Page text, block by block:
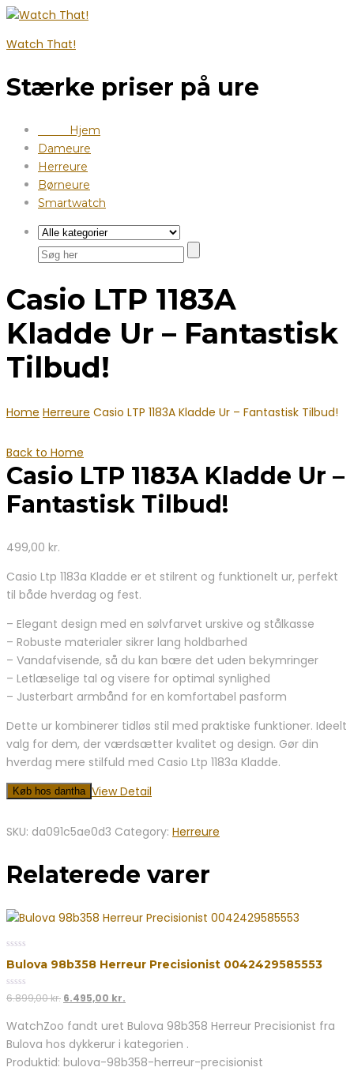
Watch That!
Stærke priser på ure
Hjem
Dameure
Herreure
Børneure
Smartwatch
Casio LTP 1183A
Kladde Ur – Fantastisk
Tilbud!
Home Herreure Casio LTP 1183A Kladde Ur – Fantastisk Tilbud!
Back to Home
Casio LTP 1183A Kladde Ur –
Fantastisk Tilbud!
499,00 kr.
Casio Ltp 1183a Kladde er et stilrent og funktionelt ur, perfekt
til både hverdag og fest.
– Elegant design med en sølvfarvet urskive og stålkasse
– Robuste materialer sikrer lang holdbarhed
– Vandafvisende, så du kan bære det uden bekymringer
– Letlæselige tal og visere for optimal synlighed
– Justerbart armbånd for en komfortabel pasform
Dette ur kombinerer tidløs stil med praktiske funktioner. Ideelt
valg for dem, der værdsætter kvalitet og design. Gør din
hverdag mere stilfuld med Casio Ltp 1183a Kladde.
Køb hos dantha View Detail
SKU: da091c5ae0d3 Category: Herreure
Relaterede varer
out
5
Bulova 98b358 Herreur Precisionist 0042429585553
0
out
5
6.899,00kr. Den
pris
var:
6.899,00 kr..
6.495,00 kr.
pris
er:
6.495,00 kr..
WatchZoo fandt uret Bulova 98b358 Herreur Precisionist fra
Bulova hos dykkerur i kategorien .
Produktid: bulova-98b358-herreur-precisionist